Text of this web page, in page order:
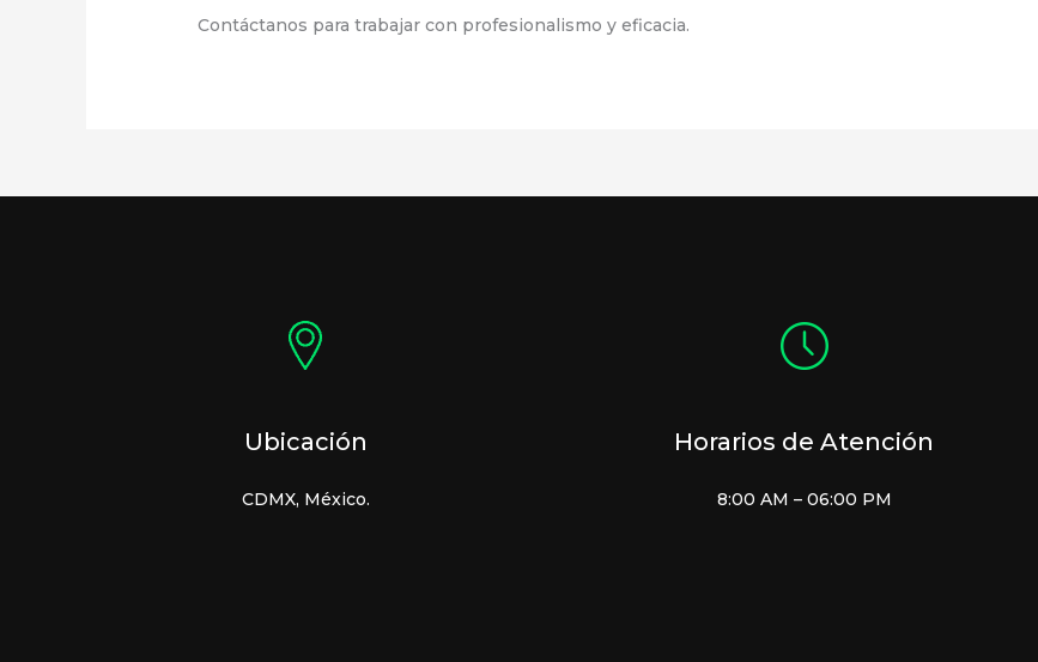
Contáctanos para trabajar con profesionalismo y eficacia.
Ubicación
CDMX, México.
Horarios de Atención
8:00 AM – 06:00 PM